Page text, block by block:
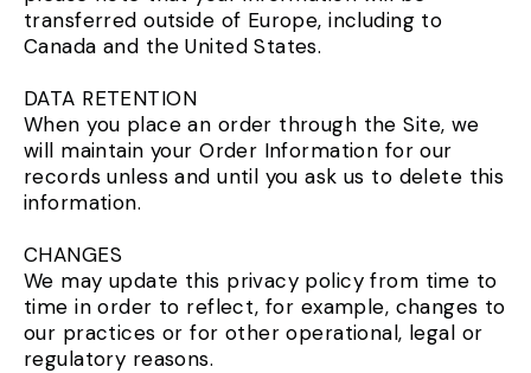
transferred outside of Europe, including to
Canada and the United States.
DATA RETENTION
When you place an order through the Site, we
will maintain your Order Information for our
records unless and until you ask us to delete this
information.
CHANGES
We may update this privacy policy from time to
time in order to reflect, for example, changes to
our practices or for other operational, legal or
regulatory reasons.